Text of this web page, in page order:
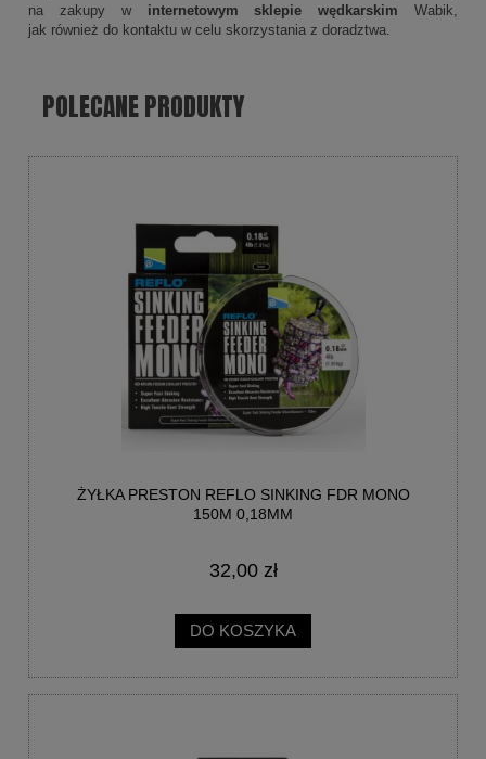
na zakupy w internetowym sklepie wędkarskim Wabik,
jak również do kontaktu w celu skorzystania z doradztwa.
POLECANE PRODUKTY
ŻYŁKA PRESTON REFLO SINKING FDR MONO
150M 0,18MM
32,00 zł
DO KOSZYKA